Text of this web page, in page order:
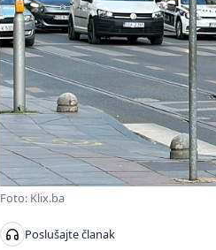
Foto: Klix.ba
Poslušajte članak